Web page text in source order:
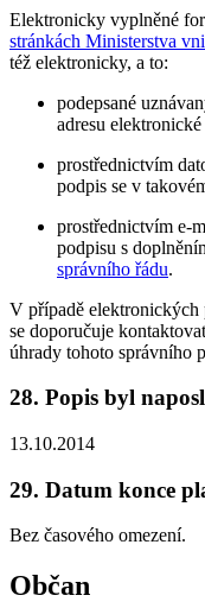
Elektronicky vyplněné
stránkách Ministerstva
též elektronicky, a to:
podepsané
adresu
prostřednictvím
podpis se v
prostřednictvím e-
podpisu s
správního řádu.
V případě elektronických
se doporučuje
úhrady tohoto správního
28. Popis byl
13.10.2014
29. Datum konce
Bez časového omezení.
Občan